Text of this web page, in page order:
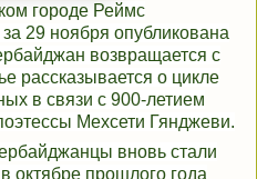
городе Реймс
за 29 ноября опубликована
возвращается с
рассказывается о цикле
в связи с 900-летием
Мехсети Гянджеви.
вновь стали
октябре прошлого года